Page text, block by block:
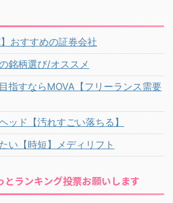
おすすめの証券会社
銘柄選び/オススメ
指すならMOVA【フリーランス需要
ッド【汚れすごい落ちる】
い【時短】メディリフト
とランキング投票お願いします